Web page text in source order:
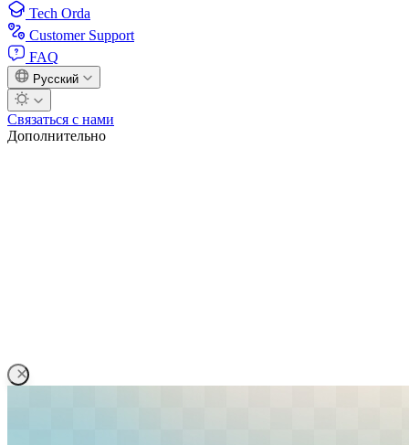
Tech Orda
Customer Support
FAQ
Русский
Связаться с нами
Дополнительно